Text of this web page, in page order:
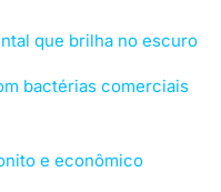
que brilha no escuro
bactérias comerciais
e econômico